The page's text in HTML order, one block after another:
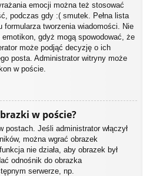
emocji można też stosować
podczas gdy :( smutek. Pełna lista
tworzenia wiadomości. Nie
gdyż mogą spowodować, że
może podjąć decyzję o ich
posta. Administrator witryny może
w poście.
w poście?
Jeśli administrator włączył
można wgrać obrazek
nie działa, aby obrazek był
odnośnik do obrazka
serwerze, np.